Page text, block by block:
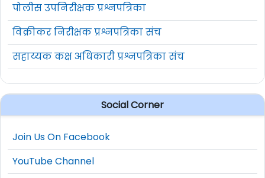
पोलीस उपनिरीक्षक प्रश्नपत्रिका
विक्रीकर निरीक्षक प्रश्नपत्रिका संच
सहाय्यक कक्ष अधिकारी प्रश्नपत्रिका संच
Social Corner
Join Us On Facebook
YouTube Channel